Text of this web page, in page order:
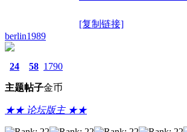
[复制链接]
berlin1989
24
主题
58
帖子
1790
金币
★★ 论坛版主 ★★